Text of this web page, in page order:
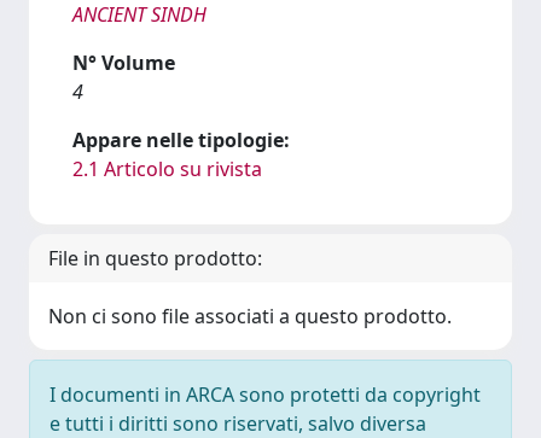
ANCIENT SINDH
N° Volume
4
Appare nelle tipologie:
2.1 Articolo su rivista
File in questo prodotto:
Non ci sono file associati a questo prodotto.
I documenti in ARCA sono protetti da copyright
e tutti i diritti sono riservati, salvo diversa